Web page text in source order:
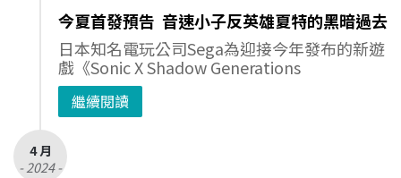
今夏首發預告 音速小子反英雄夏特的黑暗過去
日本知名電玩公司Sega為迎接今年發布的新遊
戲《Sonic X Shadow Generations
繼續閱讀
4 月
- 2024 -